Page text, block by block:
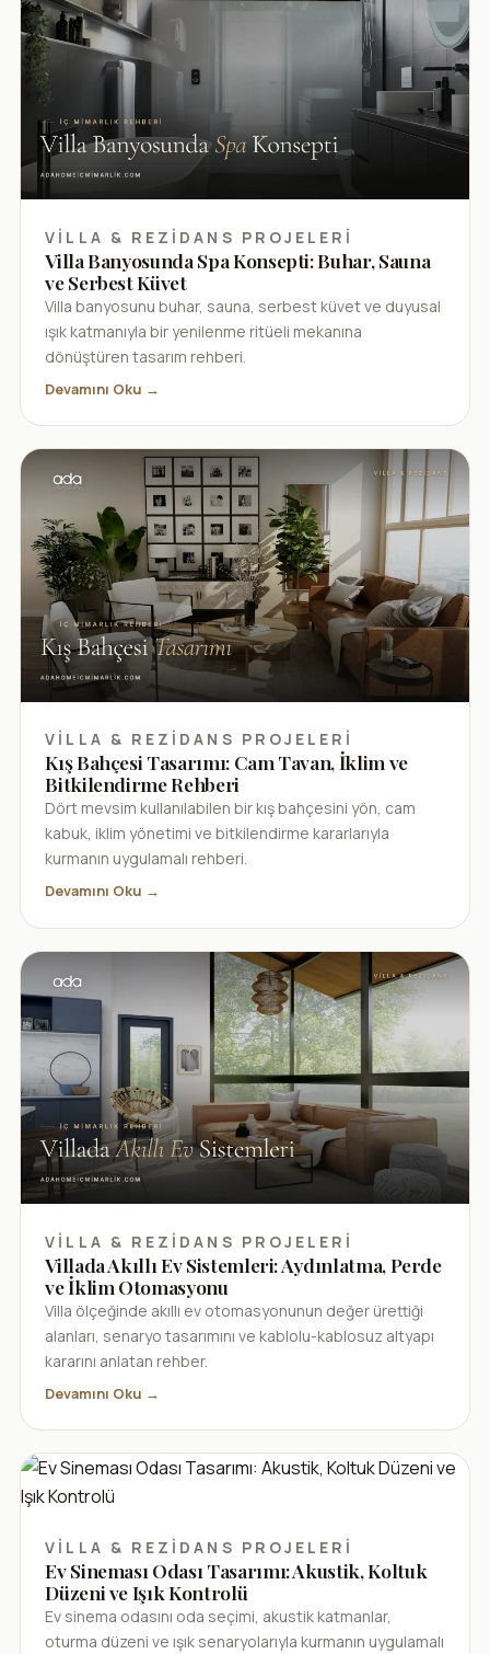
VILLA & REZIDANS PROJELERI
Villa Banyosunda Spa Konsepti: Buhar, Sauna
ve Serbest Küvet
Villa banyosunu buhar, sauna, serbest küvet ve duyusal
ışık katmanıyla bir yenilenme ritüeli mekanına
dönüştüren tasarım rehberi.
Devamını Oku →
VILLA & REZIDANS PROJELERI
Kış Bahçesi Tasarımı: Cam Tavan, İklim ve
Bitkilendirme Rehberi
Dört mevsim kullanılabilen bir kış bahçesini yön, cam
kabuk, iklim yönetimi ve bitkilendirme kararlarıyla
kurmanın uygulamalı rehberi.
Devamını Oku →
VILLA & REZIDANS PROJELERI
Villada Akıllı Ev Sistemleri: Aydınlatma, Perde
ve İklim Otomasyonu
Villa ölçeğinde akıllı ev otomasyonunun değer ürettiği
alanları, senaryo tasarımını ve kablolu-kablosuz altyapı
kararını anlatan rehber.
Devamını Oku →
VILLA & REZIDANS PROJELERI
Ev Sineması Odası Tasarımı: Akustik, Koltuk
Düzeni ve Işık Kontrolü
Ev sinema odasını oda seçimi, akustik katmanlar,
oturma düzeni ve ışık senaryolarıyla kurmanın uygulamalı